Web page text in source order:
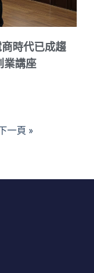
時代已成趨
業講座
一頁 »